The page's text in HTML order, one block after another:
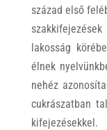
század első
lakosság
élnek
nehéz
cukrászatban
kifejezésekkel.